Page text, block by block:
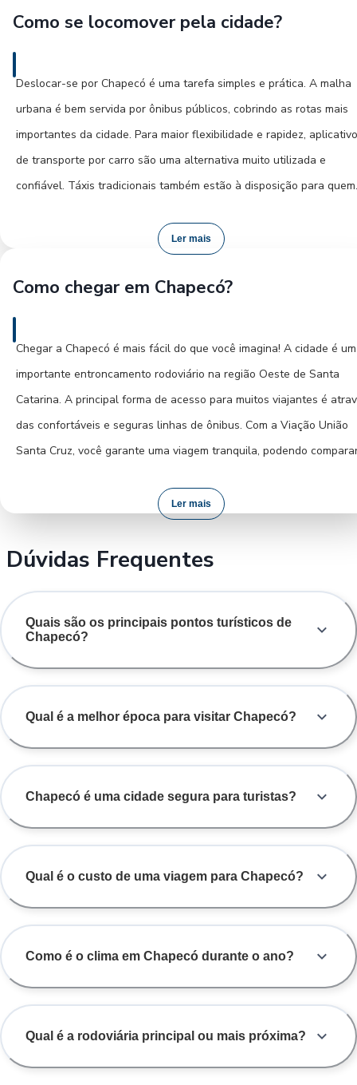
opções de hospedagem mais acessíveis, mantendo um bom acesso
Como se locomover pela cidade?
Deslocar-se por Chapecó é uma tarefa simples e prática. A malha
urbana é bem servida por ônibus públicos, cobrindo as rotas mais
importantes da cidade. Para maior flexibilidade e rapidez,
de transporte por carro são uma alternativa muito utilizada e
confiável. Táxis tradicionais também estão à disposição para quem
ou você deseje mais liberdade, o aluguel de um carro pode ser
pelas ruas centrais permite descobrir o comércio e sentir a
Ler mais
Como chegar em Chapecó?
Chegar a Chapecó é mais fácil do que você imagina! A cidade é um
importante entroncamento rodoviário na região Oeste de Santa
Catarina. A principal forma de acesso para muitos viajantes é
das confortáveis e seguras linhas de ônibus. Com a Viação União
Santa Cruz, você garante uma viagem tranquila, podendo
passagem online com antecedência é a maneira mais rápida e
modernos ônibus da operadora. Além do ônibus, Chapecó conta
federais também é uma alternativa viável para quem viaja de carro.
Ler mais
Dúvidas Frequentes
Quais são os principais pontos turísticos de
Chapecó?
Qual é a melhor época para visitar Chapecó?
Chapecó é uma cidade segura para turistas?
Qual é o custo de uma viagem para Chapecó?
Como é o clima em Chapecó durante o ano?
Qual é a rodoviária principal ou mais próxima?